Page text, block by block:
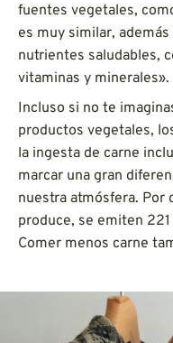
fuentes vegetales,
es muy similar,
nutrientes saludables,
vitaminas y minerales».
Incluso si no te
productos vegetales,
la ingesta de carne
marcar una gran
nuestra atmósfera. Por
produce, se emiten
Comer menos carne